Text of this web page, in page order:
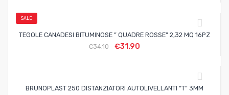
SALE
TEGOLE CANADESI BITUMINOSE ” QUADRE ROSSE” 2,32 MQ 16PZ
€34.10 €31.90
BRUNOPLAST 250 DISTANZIATORI AUTOLIVELLANTI “T” 3MM